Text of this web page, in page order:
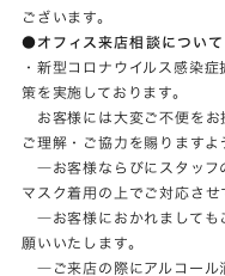
ございます。
●オフィス来店相談について
・新型コロナウイルス感染
策を実施しております。
お客様には大変ご不便をお
ご理解・ご協力を賜りますよ
―お客様ならびにスタッフ
マスク着用の上でご対応させ
―お客様におかれましても
願いいたします。
―ご来店の際にアルコール